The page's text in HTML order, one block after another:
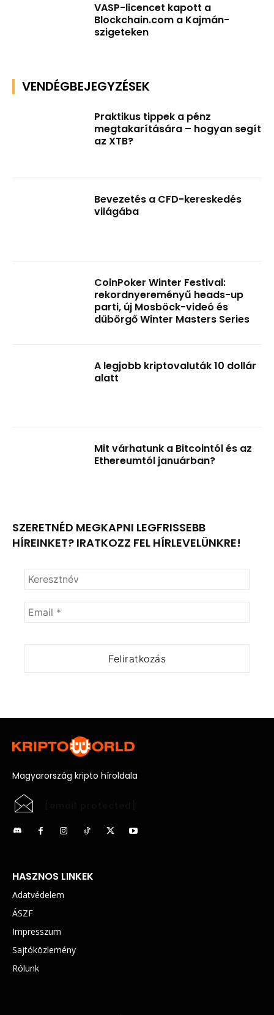
VASP-licencet kapott a
Blockchain.com a Kajmán-
szigeteken
VENDÉGBEJEGYZÉSEK
Praktikus tippek a pénz
megtakarítására – hogyan segít
az XTB?
Bevezetés a CFD-kereskedés
világába
CoinPoker Winter Festival:
rekordnyereményű heads-up
parti, új Mosböck-videó és
dübörgő Winter Masters Series
A legjobb kriptovaluták 10 dollár
alatt
Mit várhatunk a Bitcointól és az
Ethereumtól januárban?
SZERETNÉD MEGKAPNI LEGFRISSEBB
HÍREINKET? IRATKOZZ FEL HÍRLEVELÜNKRE!
Magyarország kripto híroldala
HASZNOS LINKEK
Adatvédelem
ÁSZF
Impresszum
Sajtóközlemény
Rólunk